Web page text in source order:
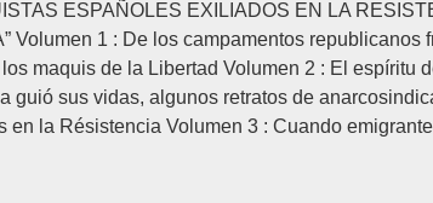
ESPAÑOLES EXILIADOS EN LA
Volumen 1 : De los campamentos republicanos
maquis de la Libertad Volumen 2 : El espíritu
guió sus vidas, algunos retratos de
en la Résistencia Volumen 3 : Cuando